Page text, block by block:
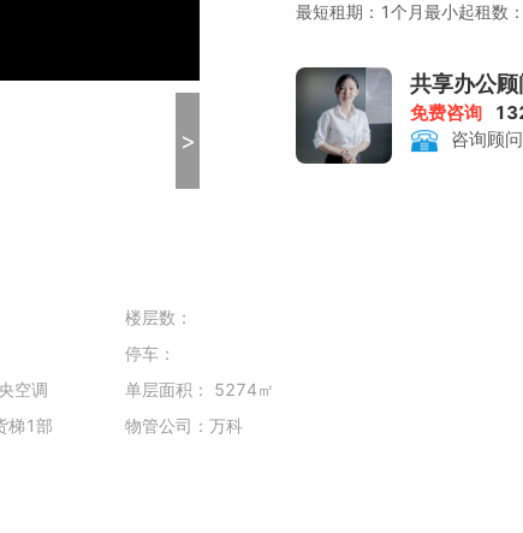
>
最短租期：1个月最小起租数
支付方式：押2付1
共享办公顾
免费咨询
咨询顾
空调
梯1部
楼层数：
停车：
单层面积： 5274㎡
物管公司：万科